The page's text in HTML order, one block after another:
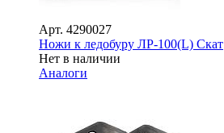
Арт. 4290027
Ножи к ледобуру ЛР-100(L) Скат
Нет в наличии
Аналоги